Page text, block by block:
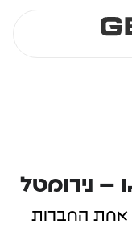
– נירומטל
אחת החברות